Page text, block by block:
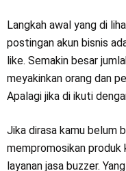
Langkah awal yang di
postingan akun bisnis
like. Semakin besar
meyakinkan orang dan
Apalagi jika di ikuti
Jika dirasa kamu belum
mempromosikan produk
layanan jasa buzzer.